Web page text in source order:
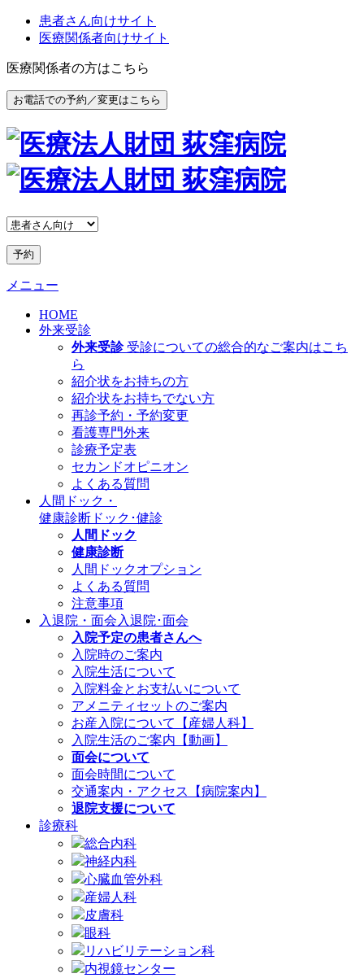
患者さん向けサイト
医療関係者向けサイト
医療関係者の方はこちら
お電話での予約／変更はこちら
予約
メニュー
HOME
外来受診
外来受診 受診についての総合的なご案内はこち
ら
紹介状をお持ちの方
紹介状をお持ちでない方
再診予約・予約変更
看護専門外来
診療予定表
セカンドオピニオン
よくある質問
人間ドック・
健康診断 ドック･健診
人間ドック
健康診断
人間ドックオプション
よくある質問
注意事項
入退院・面会 入退院･面会
入院予定の患者さんへ
入院時のご案内
入院生活について
入院料金とお支払いについて
アメニティセットのご案内
お産入院について【産婦人科】
入院生活のご案内【動画】
面会について
面会時間について
交通案内・アクセス【病院案内】
退院支援について
診療科
総合内科
神経内科
心臓血管外科
産婦人科
皮膚科
眼科
リハビリテーション科
内視鏡センター